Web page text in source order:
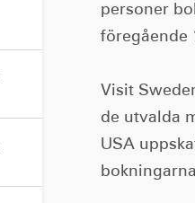
personer
föregående
Visit
de utvalda
USA